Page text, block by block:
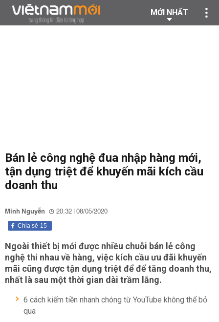
MỚI NHẤT
Bán lẻ công nghệ đua nhập hàng mới,
tận dụng triệt để khuyến mãi kích cầu
doanh thu
Minh Nguyễn 20:32 | 08/05/2020
15
Chia sẻ
Ngoài thiết bị mới được nhiều chuỗi bán lẻ công
nghệ thi nhau về hàng, việc kích cầu ưu đãi khuyến
mãi cũng được tận dụng triệt để để tăng doanh thu,
nhất là sau một thời gian dài trầm lắng.
6 cách kiếm tiền nhanh chóng từ YouTube không thể bỏ
qua